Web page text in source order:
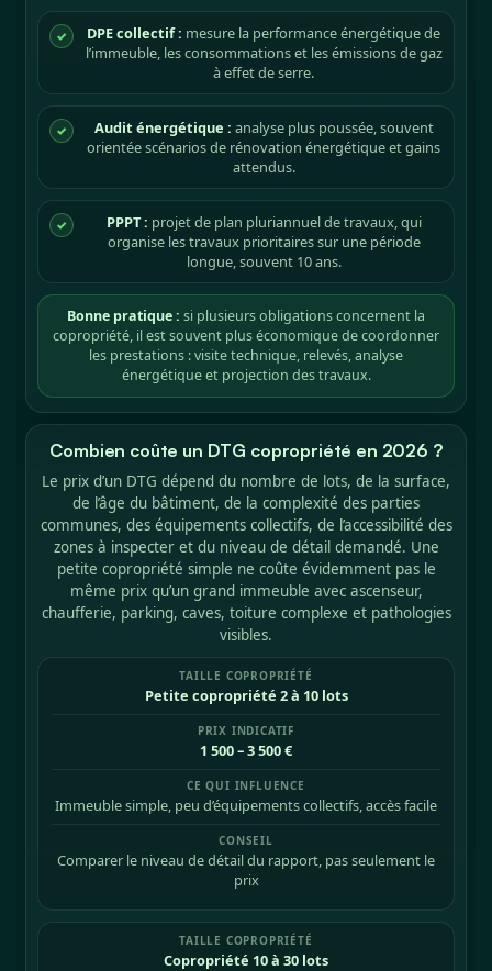
✓ DPE collectif : mesure la performance énergétique de
l’immeuble, les consommations et les émissions de gaz
à effet de serre.
✓ Audit énergétique : analyse plus poussée, souvent
orientée scénarios de rénovation énergétique et gains
attendus.
✓ PPPT : projet de plan pluriannuel de travaux, qui
organise les travaux prioritaires sur une période
longue, souvent 10 ans.
Bonne pratique : si plusieurs obligations concernent la
copropriété, il est souvent plus économique de coordonner
les prestations : visite technique, relevés, analyse
énergétique et projection des travaux.
Combien coûte un DTG copropriété en 2026 ?
Le prix d’un DTG dépend du nombre de lots, de la surface,
de l’âge du bâtiment, de la complexité des parties
communes, des équipements collectifs, de l’accessibilité des
zones à inspecter et du niveau de détail demandé. Une
petite copropriété simple ne coûte évidemment pas le
même prix qu’un grand immeuble avec ascenseur,
chaufferie, parking, caves, toiture complexe et pathologies
visibles.
Petite copropriété 2 à 10 lots
1 500 – 3 500 €
Immeuble simple, peu d’équipements collectifs, accès facile
Comparer le niveau de détail du rapport, pas seulement le
prix
Copropriété 10 à 30 lots